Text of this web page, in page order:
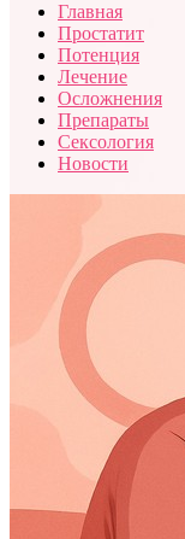
Главная
Простатит
Потенция
Лечение
Осложнения
Препараты
Сексология
Новости